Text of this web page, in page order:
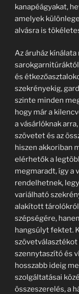
kanapéágyakat,
amelyek
alvásra is
Az áruház
és
szekrényekig,
szinte minden
hogy már a
a vásárlóknak
szövetet és az
hiszen akkoriban
elérhetők a
megmaradt, így a
rendelhetnek,
variálható
alakított
szépségére,
hangsúlyt fektet.
szennytaszító és
hosszabb ideig
szolgáltatásai
összeszerelés, a